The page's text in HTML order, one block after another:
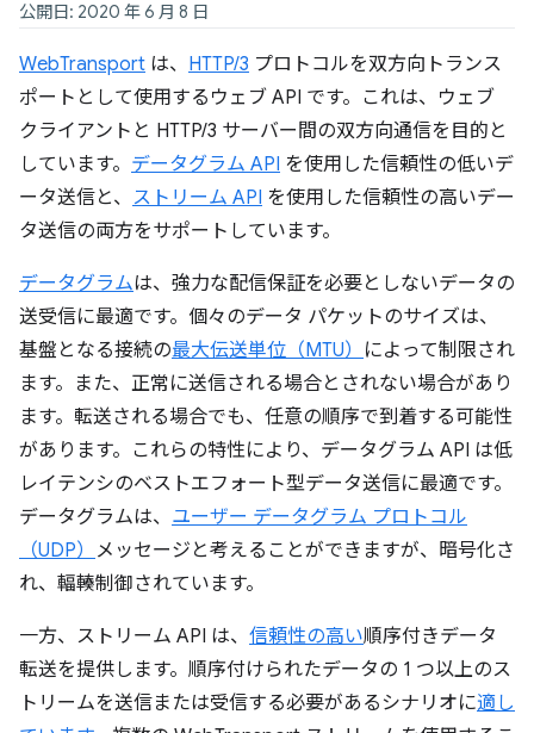
公開日: 2020 年 6 月 8 日
WebTransport は、 HTTP/3 プロトコルを双方向トランス
ポートとして使用するウェブ API です。これは、ウェブ
クライアントと HTTP/3 サーバー間の双方向通信を目的と
しています。 データグラム API を使用した信頼性の低いデ
ータ送信と、 ストリーム API を使用した信頼性の高いデー
タ送信の両方をサポートしています。
データグラムは、強力な配信保証を必要としないデータの
送受信に最適です。個々のデータ パケットのサイズは、
基盤となる接続の最大伝送単位（MTU） によって制限され
ます。また、正常に送信される場合とされない場合があり
ます。転送される場合でも、任意の順序で到着する可能性
があります。これらの特性により、データグラム API は低
レイテンシのベストエフォート型データ送信に最適です。
データグラムは、 ユーザー データグラム プロトコル
（UDP） メッセージと考えることができますが、暗号化さ
れ、輻輳制御されています。
一方、ストリーム API は、 信頼性の高い順序付きデータ
転送を提供します。順序付けられたデータの 1 つ以上のス
トリームを送信または受信する必要があるシナリオに適し